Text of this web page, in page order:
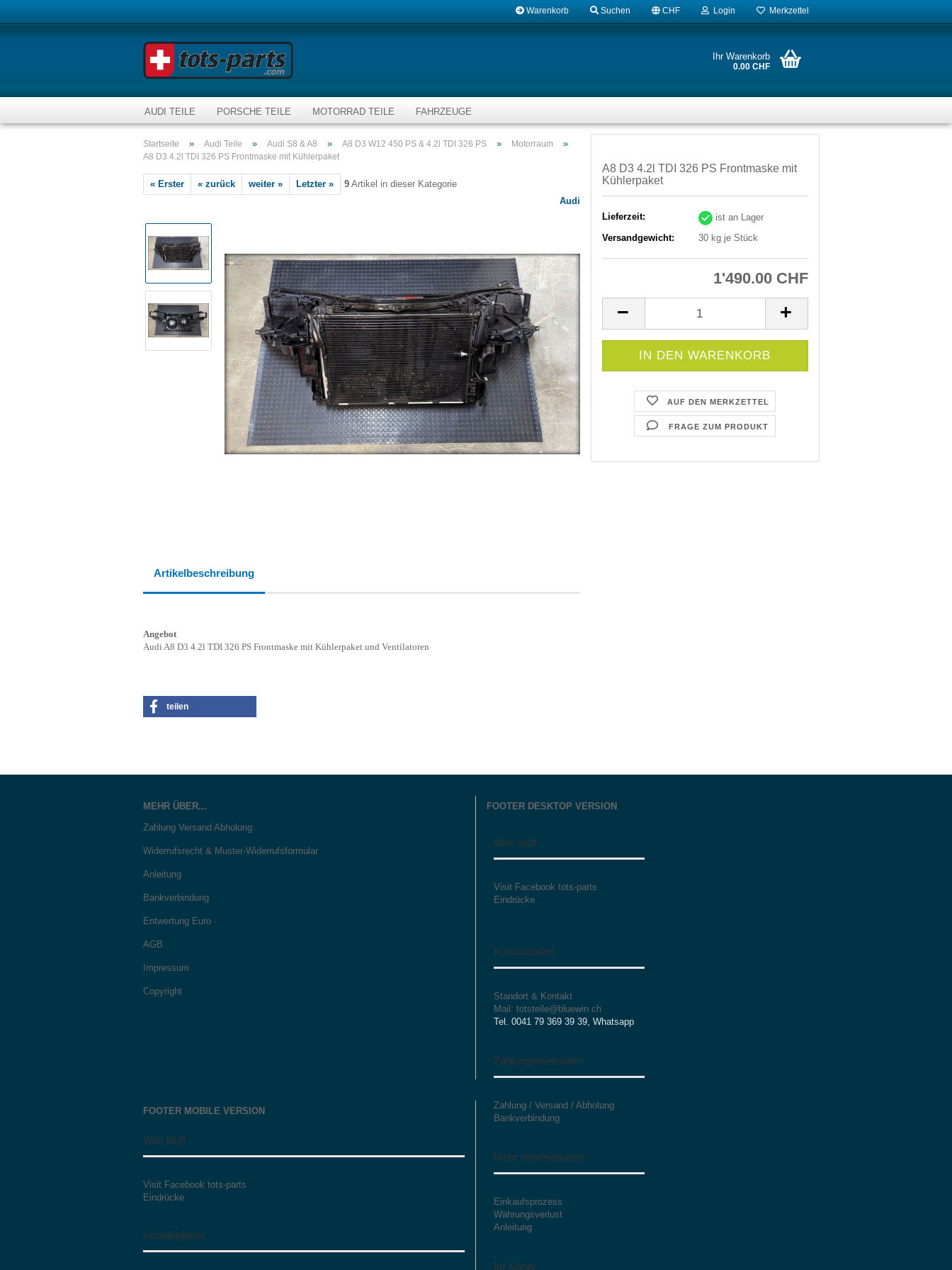
Warenkorb Suchen CHF Login Merkzettel
Ihr Warenkorb
0.00 CHF
AUDI TEILE PORSCHE TEILE MOTORRAD TEILE FAHRZEUGE
Startseite » Audi Teile » Audi S8 & A8 » A8 D3 W12 450 PS & 4.2l TDI 326 PS » Motorraum »
A8 D3 4.2l TDI 326 PS Frontmaske mit Kühlerpaket
« Erster « zurück weiter » Letzter » 9 Artikel in dieser Kategorie
Audi
A8 D3 4.2l TDI 326 PS Frontmaske mit
Kühlerpaket
Lieferzeit:
ist an Lager
Versandgewicht:
30 kg je Stück
1'490.00 CHF
AUF DEN MERKZETTEL
FRAGE ZUM PRODUKT
Artikelbeschreibung
Angebot
Audi A8 D3 4.2l TDI 326 PS Frontmaske mit Kühlerpaket und Ventilatoren
teilen
MEHR ÜBER...
Zahlung Versand Abholung
Widerrufsrecht & Muster-Widerrufsformular
Anleitung
Bankverbindung
Entwertung Euro
AGB
Impressum
Copyright
FOOTER DESKTOP VERSION
Was läuft
Visit Facebook tots-parts
Eindrücke
Kontaktdaten
Standort & Kontakt
Mail: totsteile@bluewin.ch
Tel. 0041 79 369 39 39, Whatsapp
Zahlungsmethoden
Zahlung / Versand / Abholung
Bankverbindung
Mehr Informationen
Einkaufsprozess
Währungsverlust
Anleitung
Ihr Konto
FOOTER MOBILE VERSION
Was läuft
Visit Facebook tots-parts
Eindrücke
Kontaktdaten